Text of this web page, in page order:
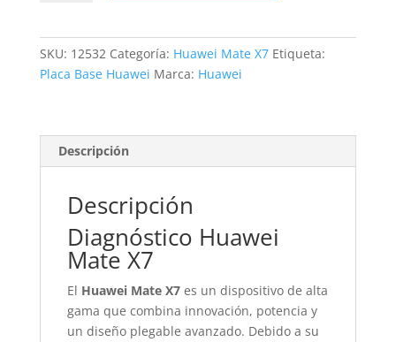
SKU: 12532 Categoría: Huawei Mate X7 Etiqueta:
Placa Base Huawei Marca: Huawei
Descripción
Descripción
Diagnóstico Huawei
Mate X7
El Huawei Mate X7es un dispositivo de alta
gama que combina innovación, potencia y
un diseño plegable avanzado. Debido a su